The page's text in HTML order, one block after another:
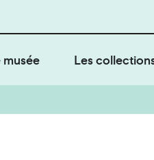
musée Les